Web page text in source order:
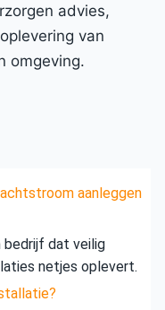
advies,
van
omgeving.
aanleggen
bedrijf dat veilig
netjes oplevert.